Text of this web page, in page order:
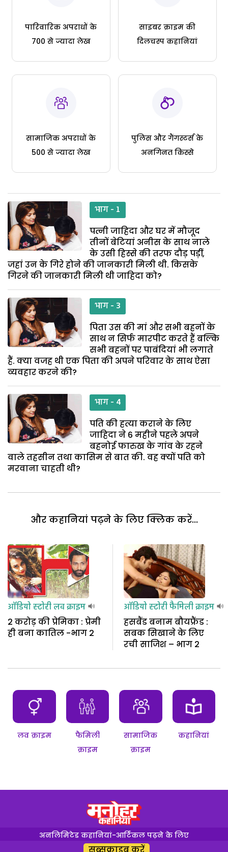
पारिवारिक अपराधों के
700 से ज्यादा लेख
साइबर क्राइम की
दिलचस्प कहानियां
सामाजिक अपराधों के
500 से ज्यादा लेख
पुलिस और गैंगस्टर्स के
अनगिनत किस्से
भाग - 1
पत्नी जाहिदा और घर में मौजूद
तीनों बेटियां अनीस के साथ नाले
के उसी हिस्से की तरफ दौड़ पड़ीं,
जहां उन के गिरे होने की जानकारी मिली थी. किसके
गिरने की जानकारी मिली थी जाहिदा को?
भाग - 3
पिता उस की मां और सभी बहनों के
साथ न सिर्फ मारपीट करते हैं बल्कि
सभी बहनों पर पाबंदियां भी लगाते
हैं. क्या वजह थी एक पिता की अपने परिवार के साथ ऐसा
व्यवहार करने की?
भाग - 4
पति की हत्या कराने के लिए
जाहिदा ने 6 महीने पहले अपने
बहनोई फारुख के गांव के रहने
वाले तहसीन तथा कासिम से बात की. वह क्यों पति को
मरवाना चाहती थी?
और कहानियां पढ़ने के लिए क्लिक करें...
ऑडियो स्टोरीलव क्राइम
2 करोड़ की प्रेमिका : प्रेमी
ही बना कातिल -भाग 2
ऑडियो स्टोरीफैमिली क्राइम
हसबैंड बनाम बौयफ्रैंड :
सबक सिखाने के लिए
रची साजिश – भाग 2
लव क्राइम
फैमिली
क्राइम
सामाजिक
क्राइम
कहानियां
अनलिमिटेड कहानियां-आर्टिकल पढ़ने के लिए